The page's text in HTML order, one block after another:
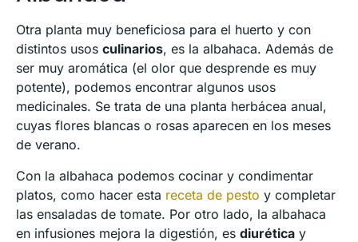
Otra planta muy beneficiosa para el huerto y con
distintos usos culinarios, es la albahaca. Además de
ser muy aromática (el olor que desprende es muy
potente), podemos encontrar algunos usos
medicinales. Se trata de una planta herbácea anual,
cuyas flores blancas o rosas aparecen en los meses
de verano.
Con la albahaca podemos cocinar y condimentar
platos, como hacer esta receta de pesto y completar
las ensaladas de tomate. Por otro lado, la albahaca
en infusiones mejora la digestión, es diurética y